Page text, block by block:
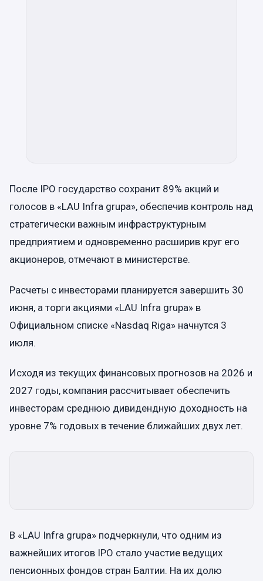
После IPO государство сохранит 89% акций и
голосов в «LAU Infra grupa», обеспечив контроль над
стратегически важным инфраструктурным
предприятием и одновременно расширив круг его
акционеров, отмечают в министерстве.
Расчеты с инвесторами планируется завершить 30
июня, а торги акциями «LAU Infra grupa» в
Официальном списке «Nasdaq Riga» начнутся 3
июля.
Исходя из текущих финансовых прогнозов на 2026 и
2027 годы, компания рассчитывает обеспечить
инвесторам среднюю дивидендную доходность на
уровне 7% годовых в течение ближайших двух лет.
В «LAU Infra grupa» подчеркнули, что одним из
важнейших итогов IPO стало участие ведущих
пенсионных фондов стран Балтии. На их долю